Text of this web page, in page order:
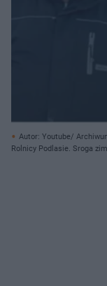
Autor: Youtube/
Rolnicy Podlasie. Sroga